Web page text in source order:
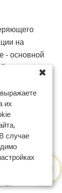
на
- основной
в
Российской
если
их
случае
✖